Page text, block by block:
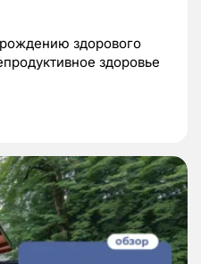
здорового
здоровье